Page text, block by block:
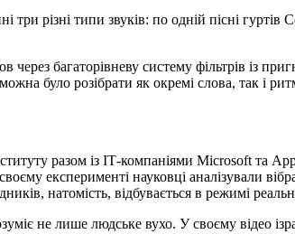
три різні типи звуків: по одній пісні
багаторівневу систему фільтрів із
було розібрати як окремі слова, так і
разом із ІТ-компаніями Microsoft та
експерименті науковці аналізували
натомість, відбувається в режимі
не лише людське вухо. У своєму відео